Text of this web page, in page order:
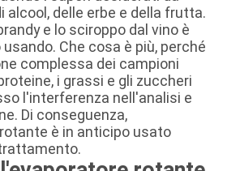
alcool, delle erbe e della frutta.
e lo sciroppo dal vino è
Che cosa è più, perché
complessa dei campioni
i grassi e gli zuccheri
l'interferenza nell'analisi e
Di conseguenza,
è in anticipo usato